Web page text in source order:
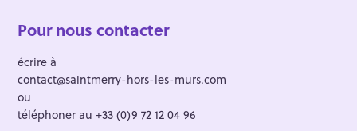
Pour nous contacter
écrire à
contact@saintmerry-hors-les-murs.com
ou
téléphoner au +33 (0)9 72 12 04 96